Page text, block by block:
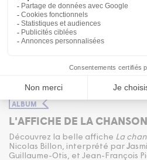
ALBUM
L'AFFICHE DE LA
Découvrez la belle affiche La
Nicolas Billon, interprété par J
Guillaume-Otis, et Jean-François